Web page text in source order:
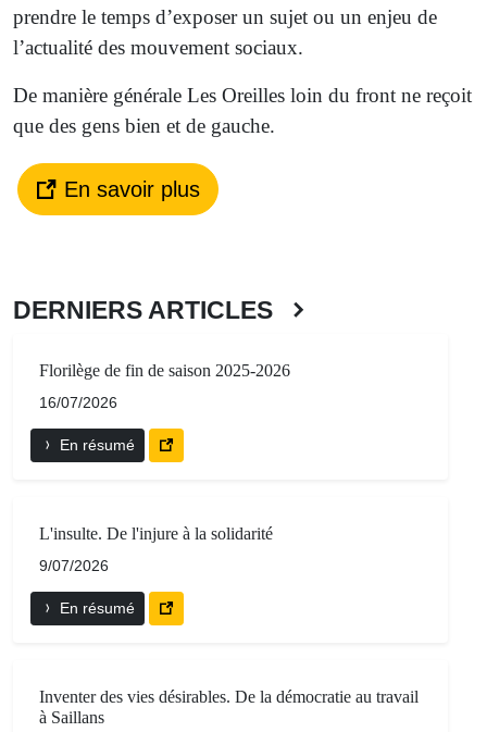
prendre le temps d’exposer un sujet ou un enjeu de
l’actualité des mouvement sociaux.
De manière générale Les Oreilles loin du front ne reçoit
que des gens bien et de gauche.
En savoir plus
DERNIERS ARTICLES
Florilège de fin de saison 2025-2026
16/07/2026
En résumé
L'insulte. De l'injure à la solidarité
9/07/2026
En résumé
Inventer des vies désirables. De la démocratie au travail
à Saillans